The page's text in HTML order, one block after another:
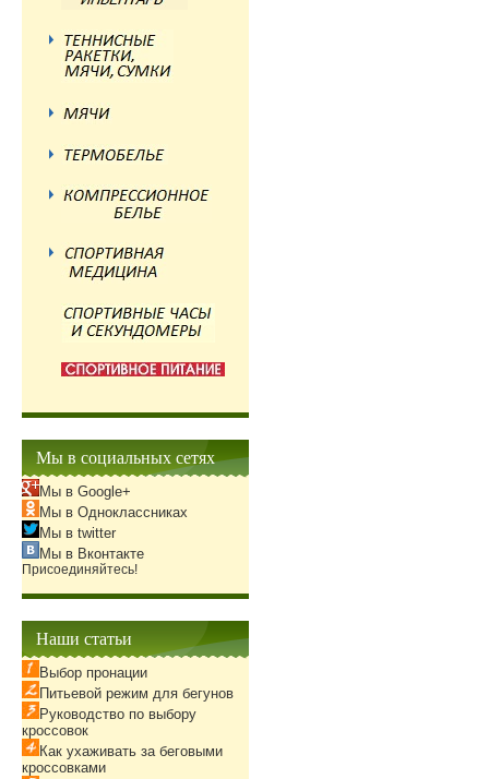
Мы в социальных сетях
Мы в Google+
Мы в Одноклассниках
Мы в twitter
Мы в Вконтакте
Присоединяйтесь!
Наши статьи
Выбор пронации
Питьевой режим для бегунов
Руководство по выбору
кроссовок
Как ухаживать за беговыми
кроссовками